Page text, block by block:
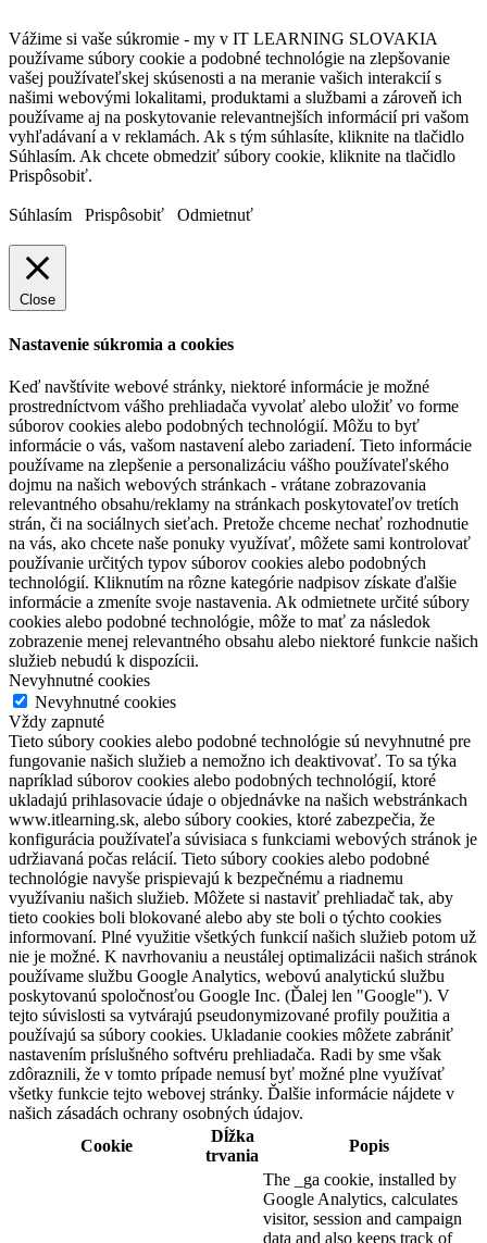
Vážime si vaše súkromie - my v IT LEARNING SLOVAKIA
používame súbory cookie a podobné technológie na zlepšovanie
vašej používateľskej skúsenosti a na meranie vašich interakcií s
našimi webovými lokalitami, produktami a službami a zároveň ich
používame aj na poskytovanie relevantnejších informácií pri vašom
vyhľadávaní a v reklamách. Ak s tým súhlasíte, kliknite na tlačidlo
Súhlasím. Ak chcete obmedziť súbory cookie, kliknite na tlačidlo
Prispôsobiť.
Súhlasím Prispôsobiť Odmietnuť
Close
Nastavenie súkromia a cookies
Keď navštívite webové stránky, niektoré informácie je možné
prostredníctvom vášho prehliadača vyvolať alebo uložiť vo forme
súborov cookies alebo podobných technológií. Môžu to byť
informácie o vás, vašom nastavení alebo zariadení. Tieto informácie
používame na zlepšenie a personalizáciu vášho používateľského
dojmu na našich webových stránkach - vrátane zobrazovania
relevantného obsahu/reklamy na stránkach poskytovateľov tretích
strán, či na sociálnych sieťach. Pretože chceme nechať rozhodnutie
na vás, ako chcete naše ponuky využívať, môžete sami kontrolovať
používanie určitých typov súborov cookies alebo podobných
technológií. Kliknutím na rôzne kategórie nadpisov získate ďalšie
informácie a zmeníte svoje nastavenia. Ak odmietnete určité súbory
cookies alebo podobné technológie, môže to mať za následok
zobrazenie menej relevantného obsahu alebo niektoré funkcie našich
služieb nebudú k dispozícii.
Nevyhnutné cookies
Nevyhnutné cookies
Vždy zapnuté
Tieto súbory cookies alebo podobné technológie sú nevyhnutné pre
fungovanie našich služieb a nemožno ich deaktivovať. To sa týka
napríklad súborov cookies alebo podobných technológií, ktoré
ukladajú prihlasovacie údaje o objednávke na našich webstránkach
www.itlearning.sk, alebo súbory cookies, ktoré zabezpečia, že
konfigurácia používateľa súvisiaca s funkciami webových stránok je
udržiavaná počas relácií. Tieto súbory cookies alebo podobné
technológie navyše prispievajú k bezpečnému a riadnemu
využívaniu našich služieb. Môžete si nastaviť prehliadač tak, aby
tieto cookies boli blokované alebo aby ste boli o týchto cookies
informovaní. Plné využitie všetkých funkcií našich služieb potom už
nie je možné. K navrhovaniu a neustálej optimalizácii našich stránok
používame službu Google Analytics, webovú analytickú službu
poskytovanú spoločnosťou Google Inc. (Ďalej len "Google"). V
tejto súvislosti sa vytvárajú pseudonymizované profily použitia a
používajú sa súbory cookies. Ukladanie cookies môžete zabrániť
nastavením príslušného softvéru prehliadača. Radi by sme však
zdôraznili, že v tomto prípade nemusí byť možné plne využívať
všetky funkcie tejto webovej stránky. Ďalšie informácie nájdete v
našich zásadách ochrany osobných údajov.
Cookie
Dĺžka
trvania
Popis
The _ga cookie, installed by
Google Analytics, calculates
visitor, session and campaign
data and also keeps track of